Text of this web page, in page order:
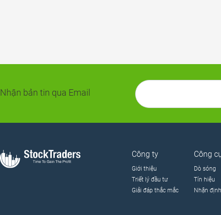
Nhận bản tin qua Email
Công ty
Giới thiệu
Triết lý đầu tư
Giải đáp thắc mắc
Công
Dò sóng
Tín hiệu
Nhận định